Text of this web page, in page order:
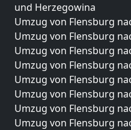
und Herzegowina
Umzug von Flensburg
Umzug von Flensburg
Umzug von Flensburg
Umzug von Flensburg
Umzug von Flensburg
Umzug von Flensburg
Umzug von Flensburg
Umzug von Flensburg